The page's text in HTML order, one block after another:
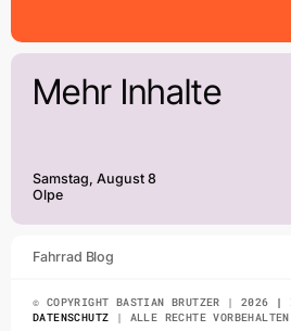
Mehr Inhalte
Samstag, August 8
Olpe
Fahrrad Blog
© COPYRIGHT BASTIAN BRUTZER | 2026 |
DATENSCHUTZ | ALLE RECHTE VORBEHALTEN